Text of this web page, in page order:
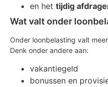
en het tijdig
Wat valt onder
Onder loonbelasting valt
Denk onder andere aan:
vakantiegeld
bonussen en